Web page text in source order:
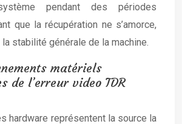
pendant des périodes
que la récupération ne s’amorce,
stabilité générale de la machine.
matériels
de l’erreur video TDR
hardware représentent la source la